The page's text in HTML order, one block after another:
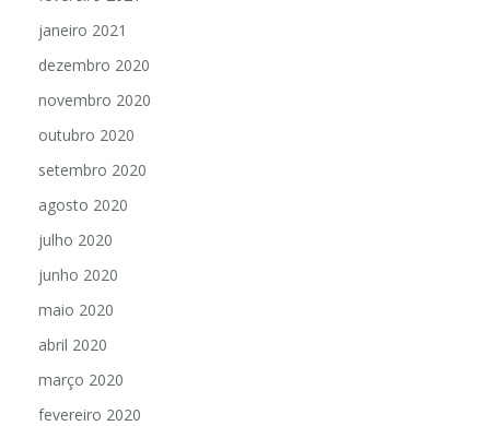
janeiro 2021
dezembro 2020
novembro 2020
outubro 2020
setembro 2020
agosto 2020
julho 2020
junho 2020
maio 2020
abril 2020
março 2020
fevereiro 2020